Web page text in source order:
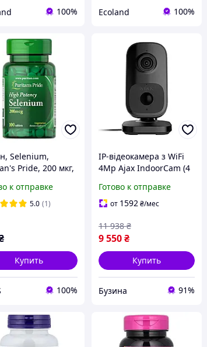
100% Ecoland 100%
Selenium,
Pride, 200 мкг,
к отправке
5.0 (1)
Купить
100%
IP-відеокамера з WiFi
4Mp Ajax IndoorCam (4
(26-00568)
Готово к отправке
от 1592 ₴/мес
9 550 ₴
11 938 ₴
Купить
Бузина 91%